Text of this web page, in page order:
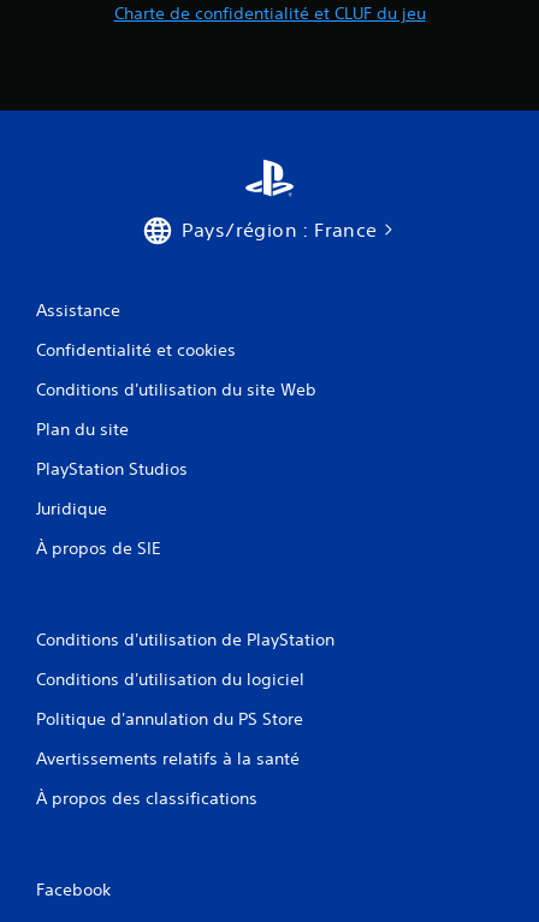
Charte de confidentialité et CLUF du jeu
Pays/région : France
Assistance
Confidentialité et cookies
Conditions d'utilisation du site Web
Plan du site
PlayStation Studios
Juridique
À propos de SIE
Conditions d'utilisation de PlayStation
Conditions d'utilisation du logiciel
Politique d'annulation du PS Store
Avertissements relatifs à la santé
À propos des classifications
Facebook